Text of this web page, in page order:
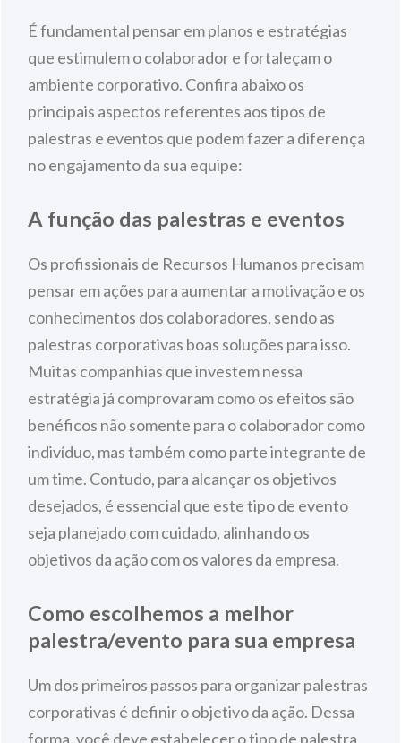
É fundamental pensar em planos e estratégias
que estimulem o colaborador e fortaleçam o
ambiente corporativo. Confira abaixo os
principais aspectos referentes aos tipos de
palestras e eventos que podem fazer a diferença
no engajamento da sua equipe:
A função das palestras e eventos
Os profissionais de Recursos Humanos precisam
pensar em ações para aumentar a motivação e os
conhecimentos dos colaboradores, sendo as
palestras corporativas boas soluções para isso.
Muitas companhias que investem nessa
estratégia já comprovaram como os efeitos são
benéficos não somente para o colaborador como
indivíduo, mas também como parte integrante de
um time. Contudo, para alcançar os objetivos
desejados, é essencial que este tipo de evento
seja planejado com cuidado, alinhando os
objetivos da ação com os valores da empresa.
Como escolhemos a melhor
palestra/evento para sua empresa
Um dos primeiros passos para organizar palestras
corporativas é definir o objetivo da ação. Dessa
forma, você deve estabelecer o tipo de palestra